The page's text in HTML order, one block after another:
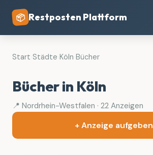
📦 Restposten Plattform
Start Städte Köln Bücher
Bücher in Köln
📍 Nordrhein-Westfalen · 22 Anzeigen
+ Anzeige aufgeben